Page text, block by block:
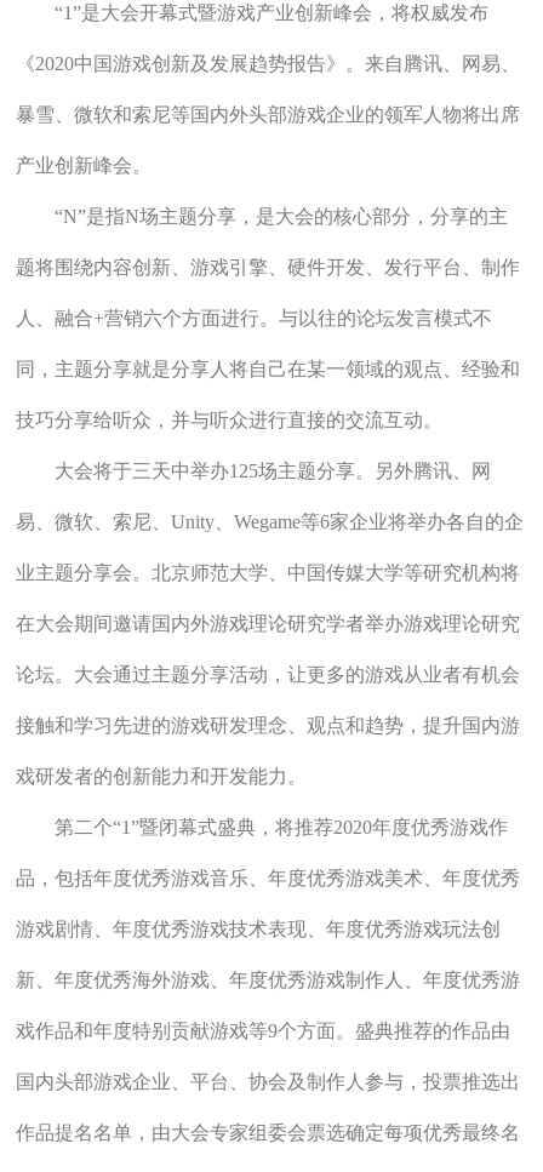
“1”是大会开幕式暨游戏产业创新峰会，将权威发布
《2020中国游戏创新及发展趋势报告》。来自腾讯、网易、
暴雪、微软和索尼等国内外头部游戏企业的领军人物将出席
产业创新峰会。
“N”是指N场主题分享，是大会的核心部分，分享的主
题将围绕内容创新、游戏引擎、硬件开发、发行平台、制作
人、融合+营销六个方面进行。与以往的论坛发言模式不
同，主题分享就是分享人将自己在某一领域的观点、经验和
技巧分享给听众，并与听众进行直接的交流互动。
大会将于三天中举办125场主题分享。另外腾讯、网
易、微软、索尼、Unity、Wegame等6家企业将举办各自的企
业主题分享会。北京师范大学、中国传媒大学等研究机构将
在大会期间邀请国内外游戏理论研究学者举办游戏理论研究
论坛。大会通过主题分享活动，让更多的游戏从业者有机会
接触和学习先进的游戏研发理念、观点和趋势，提升国内游
戏研发者的创新能力和开发能力。
第二个“1”暨闭幕式盛典，将推荐2020年度优秀游戏作
品，包括年度优秀游戏音乐、年度优秀游戏美术、年度优秀
游戏剧情、年度优秀游戏技术表现、年度优秀游戏玩法创
新、年度优秀海外游戏、年度优秀游戏制作人、年度优秀游
戏作品和年度特别贡献游戏等9个方面。盛典推荐的作品由
国内头部游戏企业、平台、协会及制作人参与，投票推选出
作品提名名单，由大会专家组委会票选确定每项优秀最终名